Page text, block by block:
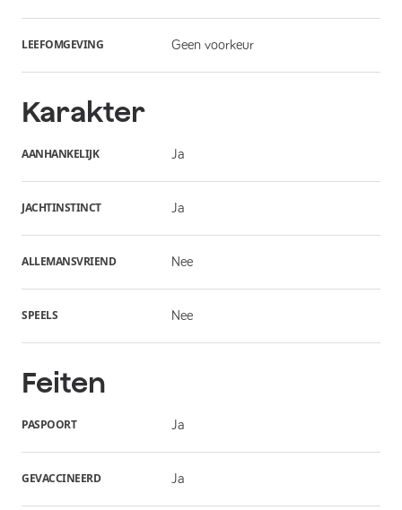
LEEFOMGEVING Geen voorkeur
Karakter
AANHANKELIJK Ja
JACHTINSTINCT Ja
ALLEMANSVRIEND Nee
SPEELS Nee
Feiten
PASPOORT Ja
GEVACCINEERD Ja